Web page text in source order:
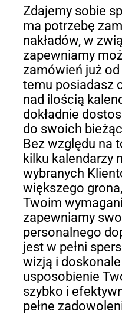
Zdajemy sobie
ma potrzebę
nakładów, w
zapewniamy
zamówień już
temu posiadasz
nad ilością
dokładnie
do swoich
Bez względu na
kilku kalendarzy
wybranych
większego
Twoim
zapewniamy
personalnego
jest w pełni
wizją i
usposobienie
szybko i
pełne